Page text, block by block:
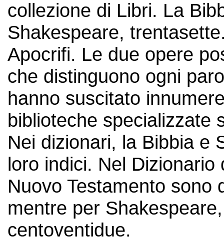
collezione di Libri. La
Shakespeare,
Apocrifi. Le due opere
che distinguono ogni
hanno suscitato
biblioteche specializzate
Nei dizionari, la Bibbia e
loro indici. Nel
Nuovo Testamento sono
mentre per
centoventidue.